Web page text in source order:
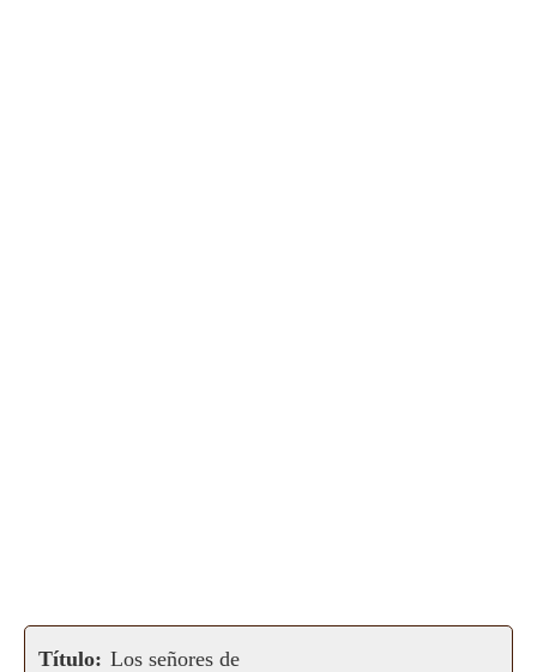
Título: Los señores de